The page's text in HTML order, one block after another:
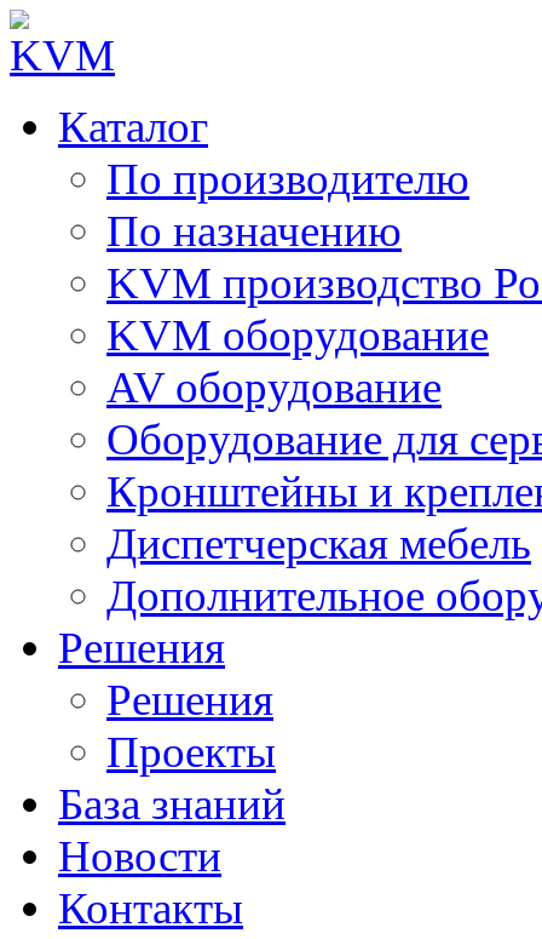
Каталог
По производителю
По назначению
KVM производство
KVM оборудование
AV оборудование
Оборудование для
Кронштейны и
Диспетчерская мебель
Дополнительное
Решения
Решения
Проекты
База знаний
Новости
Контакты